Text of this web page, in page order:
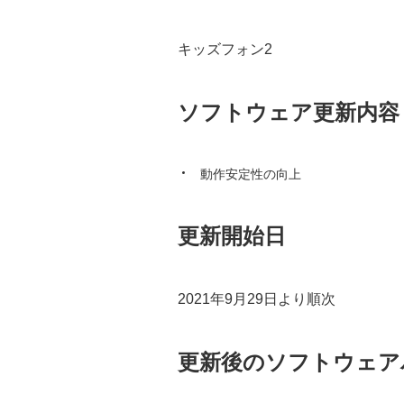
キッズフォン2
ソフトウェア更新内容
動作安定性の向上
更新開始日
2021年9月29日より順次
更新後のソフトウェ